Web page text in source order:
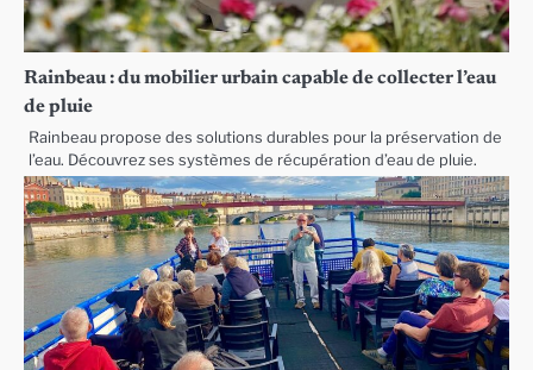
Rainbeau : du mobilier urbain capable de collecter l’eau
de pluie
Rainbeau propose des solutions durables pour la préservation de
l’eau. Découvrez ses systèmes de récupération d’eau de pluie.